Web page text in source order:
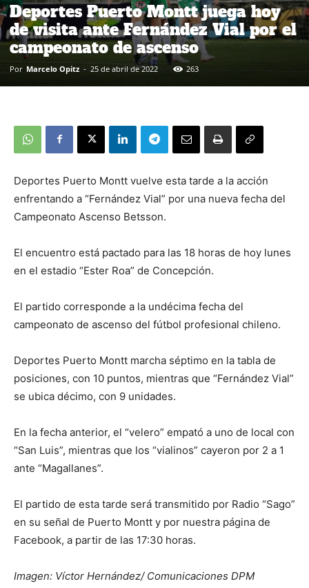
Deportes Puerto Montt juega hoy
de visita ante Fernández Vial por el
campeonato de ascenso
Por Marcelo Opitz - 25 de abril de 2022 263
Deportes Puerto Montt vuelve esta tarde a la acción
enfrentando a “Fernández Vial” por una nueva fecha del
Campeonato Ascenso Betsson.
El encuentro está pactado para las 18 horas de hoy lunes
en el estadio “Ester Roa” de Concepción.
El partido corresponde a la undécima fecha del
campeonato de ascenso del fútbol profesional chileno.
Deportes Puerto Montt marcha séptimo en la tabla de
posiciones, con 10 puntos, mientras que “Fernández Vial”
se ubica décimo, con 9 unidades.
En la fecha anterior, el “velero” empató a uno de local con
“San Luis”, mientras que los “vialinos” cayeron por 2 a 1
ante “Magallanes”.
El partido de esta tarde será transmitido por Radio “Sago”
en su señal de Puerto Montt y por nuestra página de
Facebook, a partir de las 17:30 horas.
Imagen: Víctor Hernández/ Comunicaciones DPM